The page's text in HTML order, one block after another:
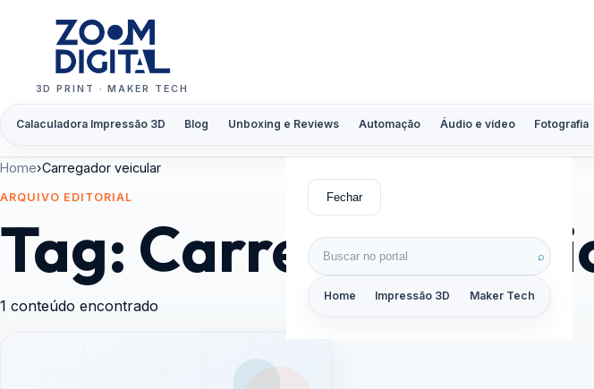
3D PRINT · MAKER TECH
Calaculadora Impressão 3D Blog Unboxing e Reviews Automação Áudio e vídeo Fotografia
Fechar
Buscar por: ⌕
Home Impressão 3D Maker Tech
Home›Carregador veicular
ARQUIVO EDITORIAL
Tag: Carregador
1 conteúdo encontrado